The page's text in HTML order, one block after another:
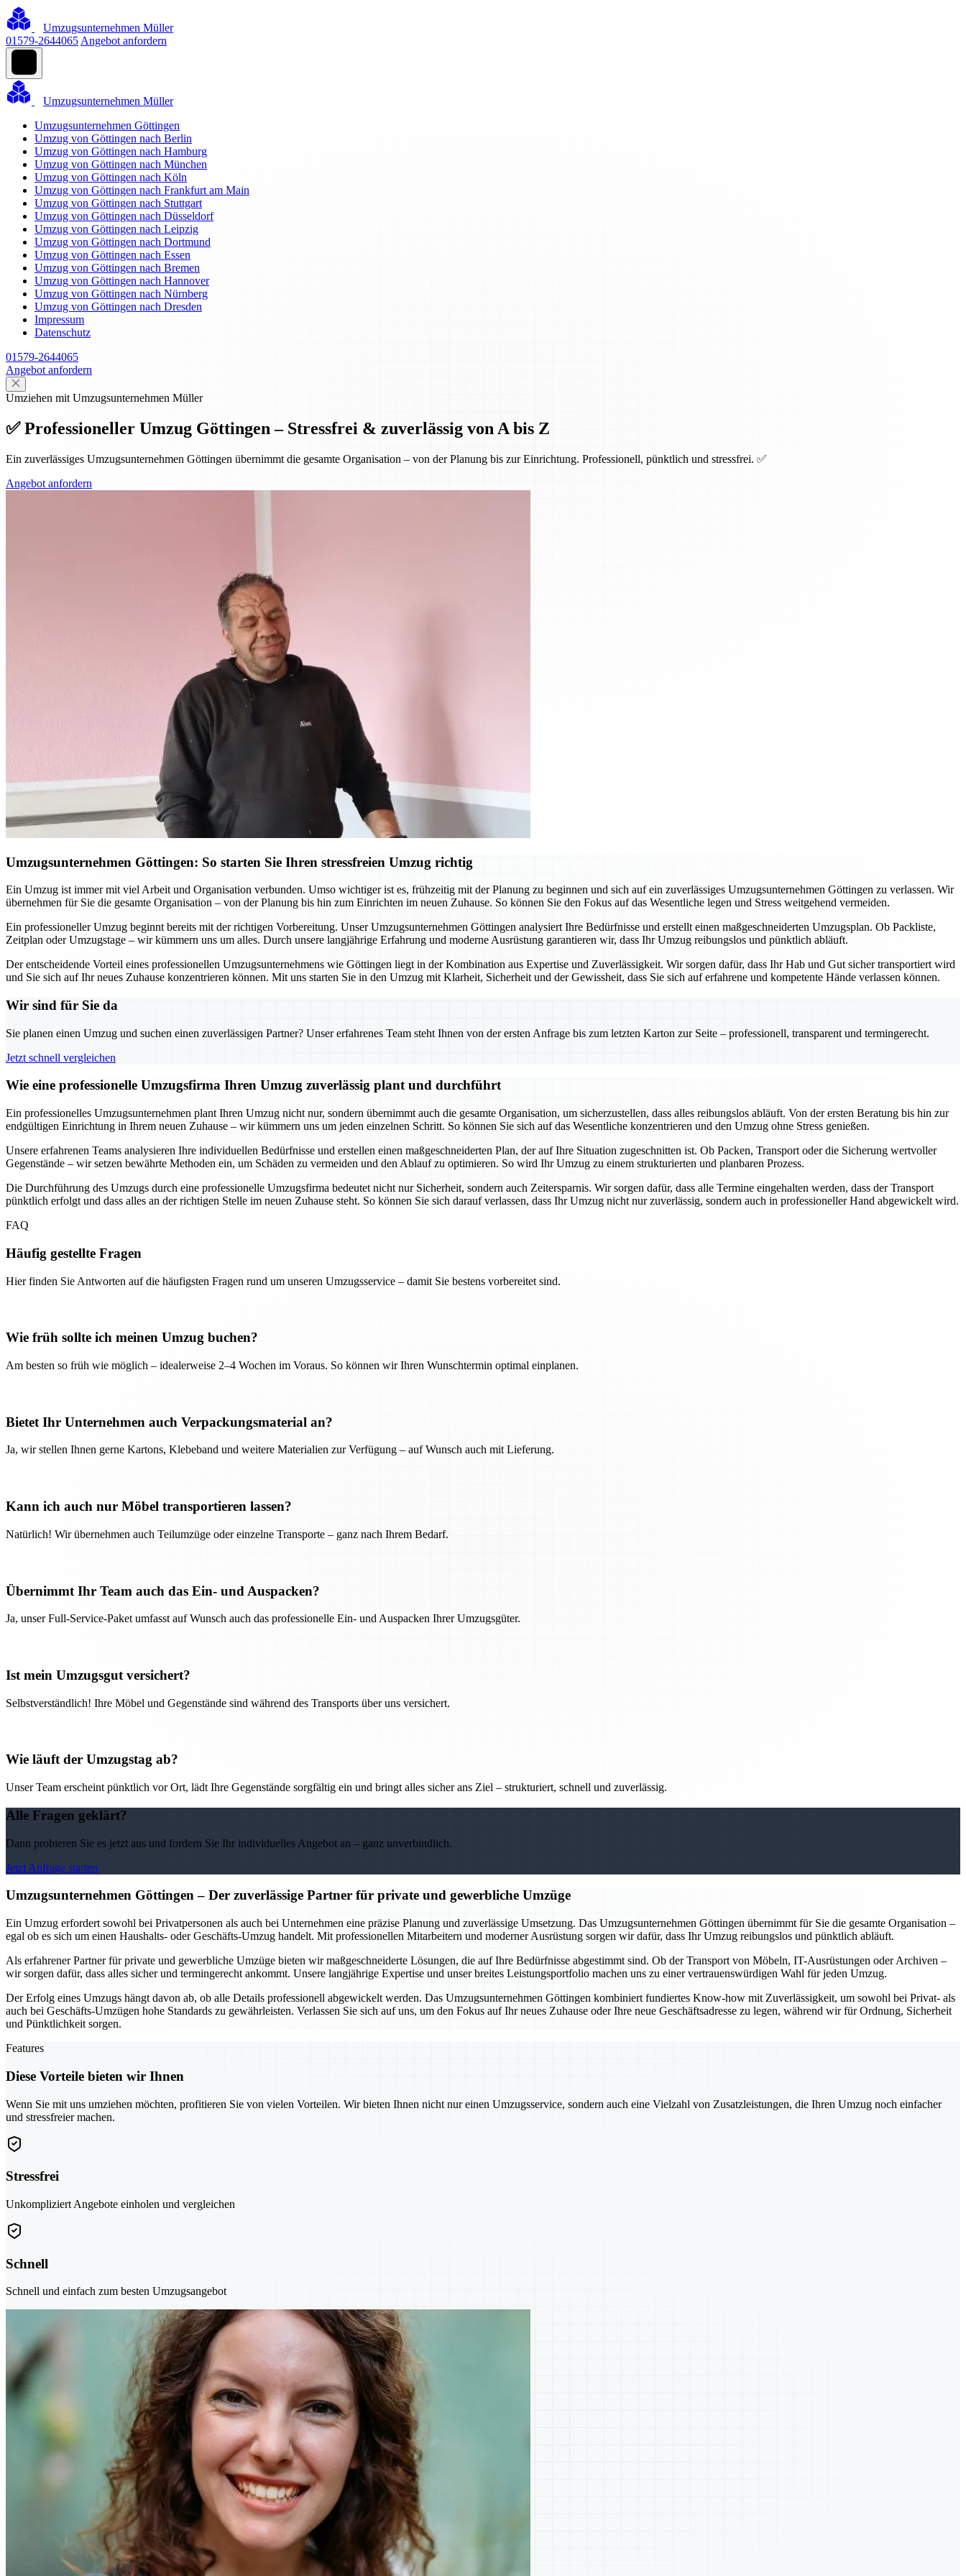
Umzugsunternehmen Müller
01579-2644065 Angebot anfordern
Umzugsunternehmen Müller
Umzugsunternehmen Göttingen
Umzug von Göttingen nach Berlin
Umzug von Göttingen nach Hamburg
Umzug von Göttingen nach München
Umzug von Göttingen nach Köln
Umzug von Göttingen nach Frankfurt am Main
Umzug von Göttingen nach Stuttgart
Umzug von Göttingen nach Düsseldorf
Umzug von Göttingen nach Leipzig
Umzug von Göttingen nach Dortmund
Umzug von Göttingen nach Essen
Umzug von Göttingen nach Bremen
Umzug von Göttingen nach Hannover
Umzug von Göttingen nach Nürnberg
Umzug von Göttingen nach Dresden
Impressum
Datenschutz
01579-2644065
Angebot anfordern
Umziehen mit Umzugsunternehmen Müller
✅ Professioneller Umzug Göttingen – Stressfrei & zuverlässig von A bis Z
Ein zuverlässiges Umzugsunternehmen Göttingen übernimmt die gesamte Organisation – von der Planung bis zur Einrichtung. Professionell, pünktlich und stressfrei. ✅
Angebot anfordern
Umzugsunternehmen Göttingen: So starten Sie Ihren stressfreien Umzug richtig
Ein Umzug ist immer mit viel Arbeit und Organisation verbunden. Umso wichtiger ist es, frühzeitig mit der Planung zu beginnen und sich auf ein zuverlässiges Umzugsunternehmen Göttingen zu verlassen. Wir
übernehmen für Sie die gesamte Organisation – von der Planung bis hin zum Einrichten im neuen Zuhause. So können Sie den Fokus auf das Wesentliche legen und Stress weitgehend vermeiden.
Ein professioneller Umzug beginnt bereits mit der richtigen Vorbereitung. Unser Umzugsunternehmen Göttingen analysiert Ihre Bedürfnisse und erstellt einen maßgeschneiderten Umzugsplan. Ob Packliste,
Zeitplan oder Umzugstage – wir kümmern uns um alles. Durch unsere langjährige Erfahrung und moderne Ausrüstung garantieren wir, dass Ihr Umzug reibungslos und pünktlich abläuft.
Der entscheidende Vorteil eines professionellen Umzugsunternehmens wie Göttingen liegt in der Kombination aus Expertise und Zuverlässigkeit. Wir sorgen dafür, dass Ihr Hab und Gut sicher transportiert wird
und Sie sich auf Ihr neues Zuhause konzentrieren können. Mit uns starten Sie in den Umzug mit Klarheit, Sicherheit und der Gewissheit, dass Sie sich auf erfahrene und kompetente Hände verlassen können.
Wir sind für Sie da
Sie planen einen Umzug und suchen einen zuverlässigen Partner? Unser erfahrenes Team steht Ihnen von der ersten Anfrage bis zum letzten Karton zur Seite – professionell, transparent und termingerecht.
Jetzt schnell vergleichen
Wie eine professionelle Umzugsfirma Ihren Umzug zuverlässig plant und durchführt
Ein professionelles Umzugsunternehmen plant Ihren Umzug nicht nur, sondern übernimmt auch die gesamte Organisation, um sicherzustellen, dass alles reibungslos abläuft. Von der ersten Beratung bis hin zur
endgültigen Einrichtung in Ihrem neuen Zuhause – wir kümmern uns um jeden einzelnen Schritt. So können Sie sich auf das Wesentliche konzentrieren und den Umzug ohne Stress genießen.
Unsere erfahrenen Teams analysieren Ihre individuellen Bedürfnisse und erstellen einen maßgeschneiderten Plan, der auf Ihre Situation zugeschnitten ist. Ob Packen, Transport oder die Sicherung wertvoller
Gegenstände – wir setzen bewährte Methoden ein, um Schäden zu vermeiden und den Ablauf zu optimieren. So wird Ihr Umzug zu einem strukturierten und planbaren Prozess.
Die Durchführung des Umzugs durch eine professionelle Umzugsfirma bedeutet nicht nur Sicherheit, sondern auch Zeitersparnis. Wir sorgen dafür, dass alle Termine eingehalten werden, dass der Transport
pünktlich erfolgt und dass alles an der richtigen Stelle im neuen Zuhause steht. So können Sie sich darauf verlassen, dass Ihr Umzug nicht nur zuverlässig, sondern auch in professioneller Hand abgewickelt wird.
FAQ
Häufig gestellte Fragen
Hier finden Sie Antworten auf die häufigsten Fragen rund um unseren Umzugsservice – damit Sie bestens vorbereitet sind.
Wie früh sollte ich meinen Umzug buchen?
Am besten so früh wie möglich – idealerweise 2–4 Wochen im Voraus. So können wir Ihren Wunschtermin optimal einplanen.
Bietet Ihr Unternehmen auch Verpackungsmaterial an?
Ja, wir stellen Ihnen gerne Kartons, Klebeband und weitere Materialien zur Verfügung – auf Wunsch auch mit Lieferung.
Kann ich auch nur Möbel transportieren lassen?
Natürlich! Wir übernehmen auch Teilumzüge oder einzelne Transporte – ganz nach Ihrem Bedarf.
Übernimmt Ihr Team auch das Ein- und Auspacken?
Ja, unser Full-Service-Paket umfasst auf Wunsch auch das professionelle Ein- und Auspacken Ihrer Umzugsgüter.
Ist mein Umzugsgut versichert?
Selbstverständlich! Ihre Möbel und Gegenstände sind während des Transports über uns versichert.
Wie läuft der Umzugstag ab?
Unser Team erscheint pünktlich vor Ort, lädt Ihre Gegenstände sorgfältig ein und bringt alles sicher ans Ziel – strukturiert, schnell und zuverlässig.
Alle Fragen geklärt?
Dann probieren Sie es jetzt aus und fordern Sie Ihr individuelles Angebot an – ganz unverbindlich.
Jetzt Anfrage starten
Umzugsunternehmen Göttingen – Der zuverlässige Partner für private und gewerbliche Umzüge
Ein Umzug erfordert sowohl bei Privatpersonen als auch bei Unternehmen eine präzise Planung und zuverlässige Umsetzung. Das Umzugsunternehmen Göttingen übernimmt für Sie die gesamte Organisation –
egal ob es sich um einen Haushalts- oder Geschäfts-Umzug handelt. Mit professionellen Mitarbeitern und moderner Ausrüstung sorgen wir dafür, dass Ihr Umzug reibungslos und pünktlich abläuft.
Als erfahrener Partner für private und gewerbliche Umzüge bieten wir maßgeschneiderte Lösungen, die auf Ihre Bedürfnisse abgestimmt sind. Ob der Transport von Möbeln, IT-Ausrüstungen oder Archiven –
wir sorgen dafür, dass alles sicher und termingerecht ankommt. Unsere langjährige Expertise und unser breites Leistungsportfolio machen uns zu einer vertrauenswürdigen Wahl für jeden Umzug.
Der Erfolg eines Umzugs hängt davon ab, ob alle Details professionell abgewickelt werden. Das Umzugsunternehmen Göttingen kombiniert fundiertes Know-how mit Zuverlässigkeit, um sowohl bei Privat- als
auch bei Geschäfts-Umzügen hohe Standards zu gewährleisten. Verlassen Sie sich auf uns, um den Fokus auf Ihr neues Zuhause oder Ihre neue Geschäftsadresse zu legen, während wir für Ordnung, Sicherheit
und Pünktlichkeit sorgen.
Features
Diese Vorteile bieten wir Ihnen
Wenn Sie mit uns umziehen möchten, profitieren Sie von vielen Vorteilen. Wir bieten Ihnen nicht nur einen Umzugsservice, sondern auch eine Vielzahl von Zusatzleistungen, die Ihren Umzug noch einfacher
und stressfreier machen.
Stressfrei
Unkompliziert Angebote einholen und vergleichen
Schnell
Schnell und einfach zum besten Umzugsangebot